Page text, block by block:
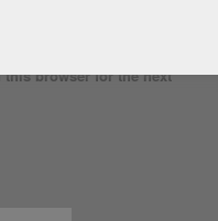
browser for the next